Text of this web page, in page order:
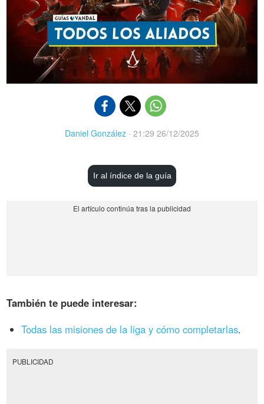
Daniel González · 21:29 26/12/2025
Ir al índice de la guía
También te puede interesar:
Todas las misiones de la liga y cómo completarlas.
PUBLICIDAD